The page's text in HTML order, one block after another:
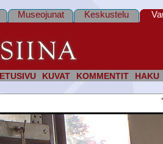
ETUSIVU KUVAT KOMMENTIT HAKU
Museojunat Keskustelu